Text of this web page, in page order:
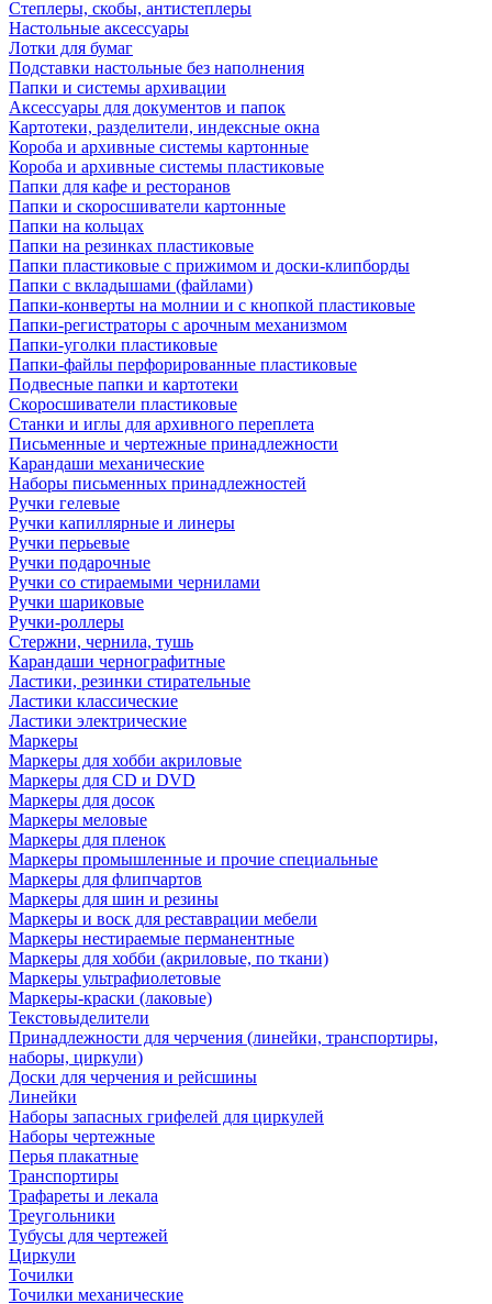
Степлеры, скобы, антистеплеры
Настольные аксессуары
Лотки для бумаг
Подставки настольные без наполнения
Папки и системы архивации
Аксессуары для документов и папок
Картотеки, разделители, индексные окна
Короба и архивные системы картонные
Короба и архивные системы пластиковые
Папки для кафе и ресторанов
Папки и скоросшиватели картонные
Папки на кольцах
Папки на резинках пластиковые
Папки пластиковые с прижимом и доски-клипборды
Папки с вкладышами (файлами)
Папки-конверты на молнии и с кнопкой пластиковые
Папки-регистраторы с арочным механизмом
Папки-уголки пластиковые
Папки-файлы перфорированные пластиковые
Подвесные папки и картотеки
Скоросшиватели пластиковые
Станки и иглы для архивного переплета
Письменные и чертежные принадлежности
Карандаши механические
Наборы письменных принадлежностей
Ручки гелевые
Ручки капиллярные и линеры
Ручки перьевые
Ручки подарочные
Ручки со стираемыми чернилами
Ручки шариковые
Ручки-роллеры
Стержни, чернила, тушь
Карандаши чернографитные
Ластики, резинки стирательные
Ластики классические
Ластики электрические
Маркеры
Маркеры для хобби акриловые
Маркеры для CD и DVD
Маркеры для досок
Маркеры меловые
Маркеры для пленок
Маркеры промышленные и прочие специальные
Маркеры для флипчартов
Маркеры для шин и резины
Маркеры и воск для реставрации мебели
Маркеры нестираемые перманентные
Маркеры для хобби (акриловые, по ткани)
Маркеры ультрафиолетовые
Маркеры-краски (лаковые)
Текстовыделители
Принадлежности для черчения (линейки, транспортиры,
наборы, циркули)
Доски для черчения и рейсшины
Линейки
Наборы запасных грифелей для циркулей
Наборы чертежные
Перья плакатные
Транспортиры
Трафареты и лекала
Треугольники
Тубусы для чертежей
Циркули
Точилки
Точилки механические